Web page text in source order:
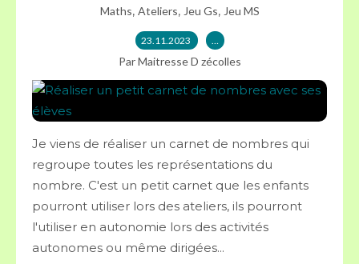
Maths, Ateliers, Jeu Gs, Jeu MS
23.11.2023 …
Par Maitresse D zécolles
Je viens de réaliser un carnet de nombres qui
regroupe toutes les représentations du
nombre. C'est un petit carnet que les enfants
pourront utiliser lors des ateliers, ils pourront
l'utiliser en autonomie lors des activités
autonomes ou même dirigées...